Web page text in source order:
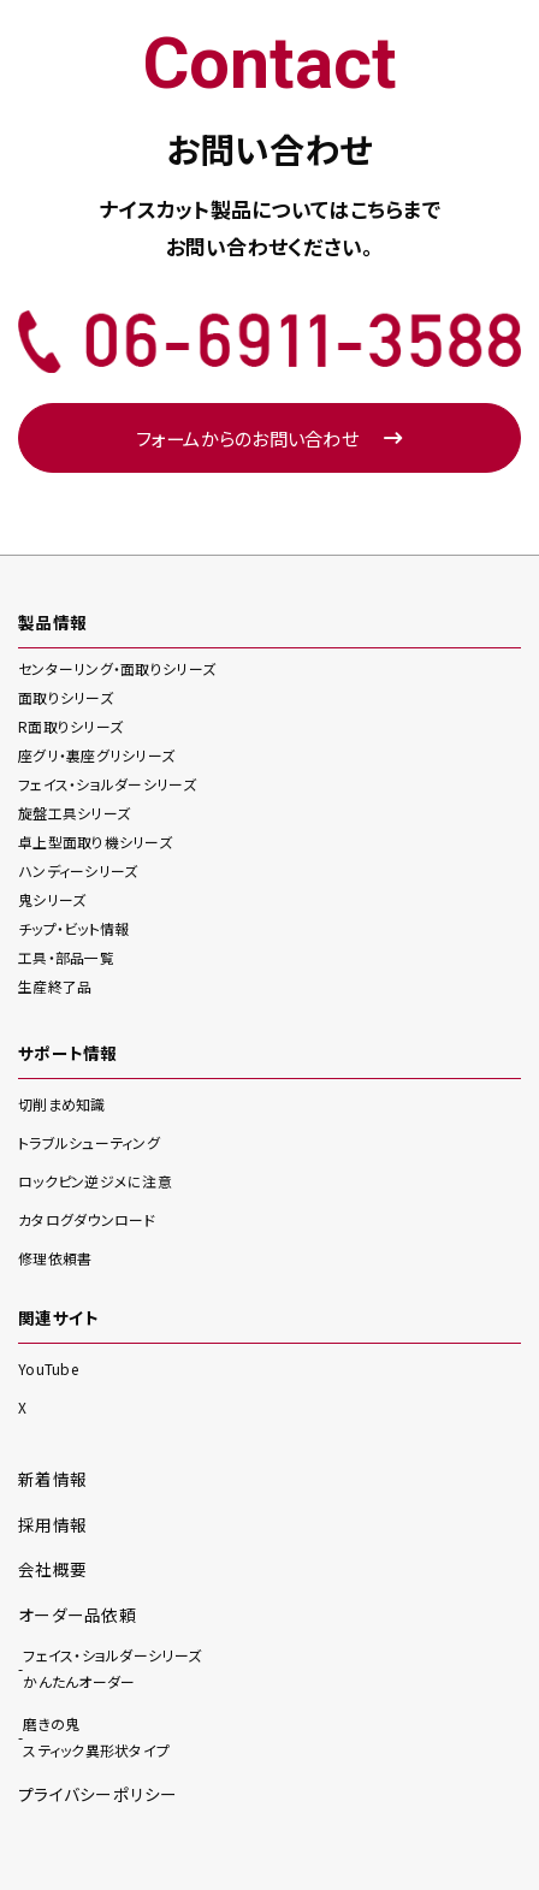
Contact
お問い合わせ
ナイスカット製品についてはこちらまで
お問い合わせください。
フォームからのお問い合わせ
製品情報
センターリング・面取りシリーズ
面取りシリーズ
R面取りシリーズ
座グリ・裏座グリシリーズ
フェイス・ショルダーシリーズ
旋盤工具シリーズ
卓上型面取り機シリーズ
ハンディーシリーズ
鬼シリーズ
チップ・ビット情報
工具・部品一覧
生産終了品
サポート情報
切削まめ知識
トラブルシューティング
ロックピン逆ジメに注意
カタログダウンロード
修理依頼書
関連サイト
YouTube
X
新着情報
採用情報
会社概要
オーダー品依頼
フェイス・ショルダーシリーズ
かんたんオーダー
磨きの鬼
スティック異形状タイプ
プライバシーポリシー